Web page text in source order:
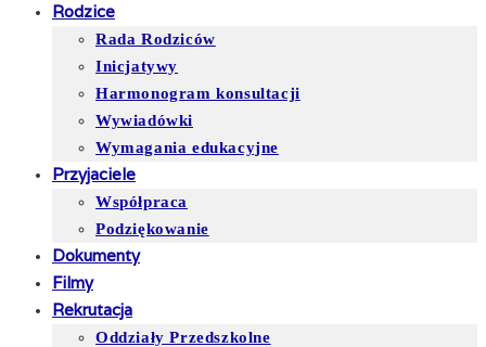
Rodzice
Rada Rodziców
Inicjatywy
Harmonogram konsultacji
Wywiadówki
Wymagania edukacyjne
Przyjaciele
Współpraca
Podziękowanie
Dokumenty
Filmy
Rekrutacja
Oddziały Przedszkolne